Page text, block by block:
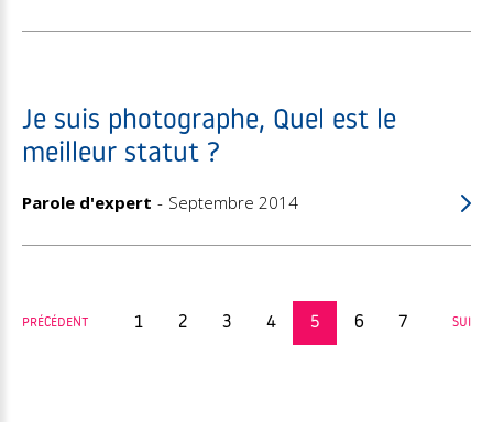
Je suis photographe, Quel est le
meilleur statut ?
Parole d'expert Septembre 2014
PRÉCÉDENT 1 2 3 4 5 6 7